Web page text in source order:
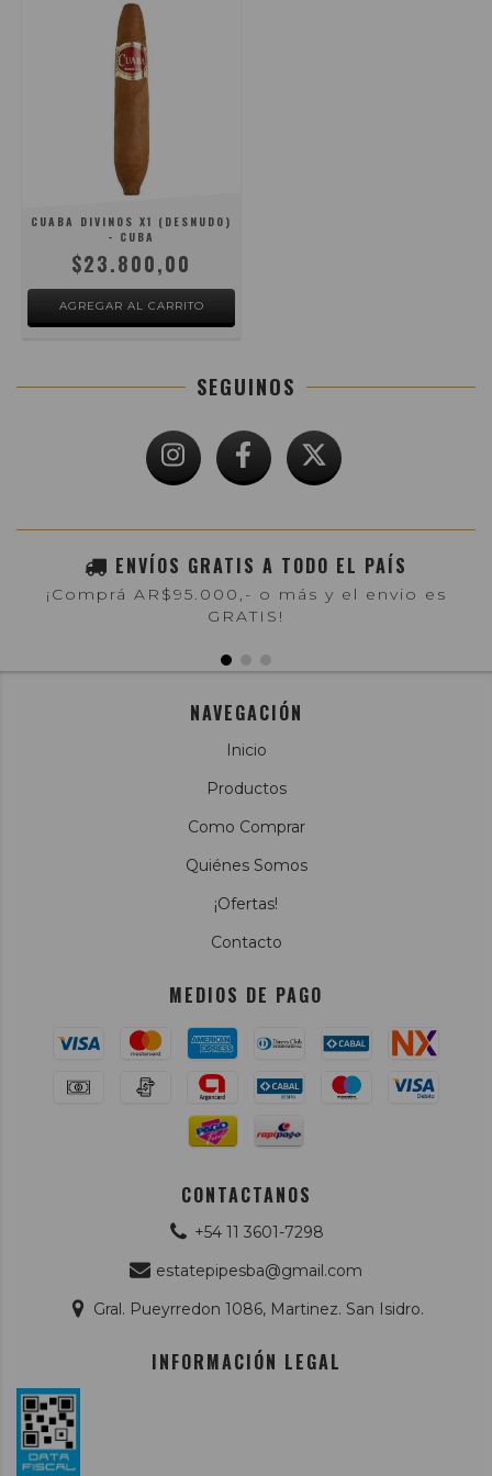
CUABA DIVINOS X1 (DESNUDO)
- CUBA
$23.800,00
SEGUINOS
ENVÍOS GRATIS A TODO EL PAÍS
¡Comprá AR$95.000,- o más y el envio es
GRATIS!
NAVEGACIÓN
Inicio
Productos
Como Comprar
Quiénes Somos
¡Ofertas!
Contacto
MEDIOS DE PAGO
CONTACTANOS
+54 11 3601-7298
estatepipesba@gmail.com
Gral. Pueyrredon 1086, Martinez. San Isidro.
INFORMACIÓN LEGAL